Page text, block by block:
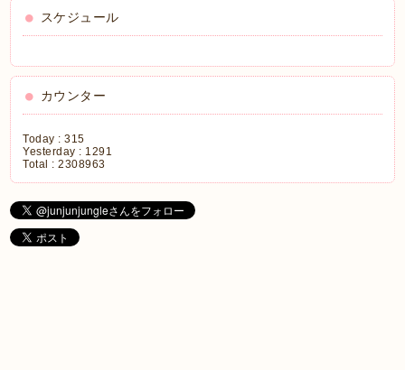
スケジュール
カウンター
Today :315
Yesterday : 1291
Total :2308963